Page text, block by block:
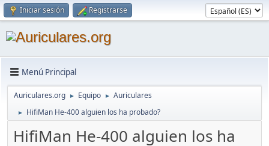
Iniciar sesión Registrarse
Menú Principal
Auriculares.org ► Equipo ► Auriculares
► HifiMan He-400 alguien los ha probado?
HifiMan He-400 alguien los ha